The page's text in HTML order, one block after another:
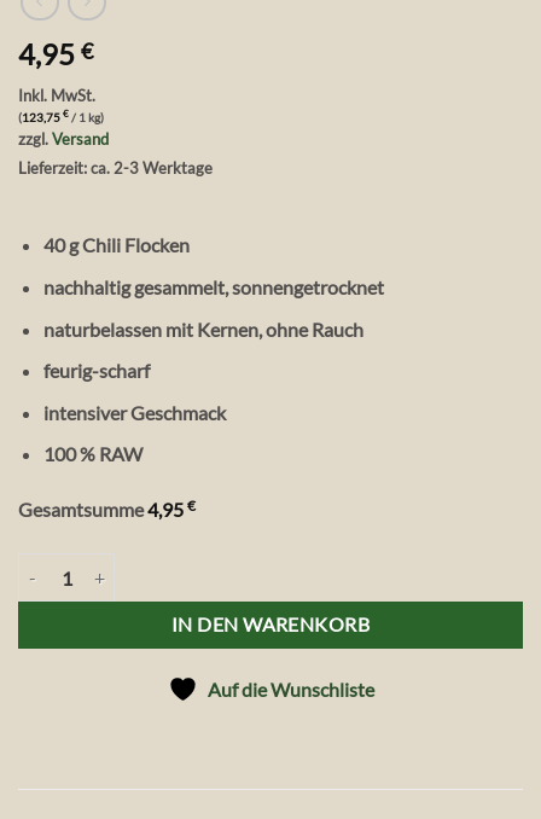
4,95 €
Inkl. MwSt.
(123,75 € / 1 kg)
zzgl.Versand
Lieferzeit: ca. 2-3 Werktage
40 g Chili Flocken
nachhaltig gesammelt, sonnengetrocknet
naturbelassen mit Kernen, ohne Rauch
feurig-scharf
intensiver Geschmack
100 % RAW
Gesamtsumme4,95 €
IN DEN WARENKORB
Auf die Wunschliste